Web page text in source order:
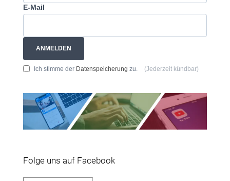
E-Mail
ANMELDEN
Ich stimme der Datenspeicherung zu. (Jederzeit kündbar)
Folge uns auf Facebook